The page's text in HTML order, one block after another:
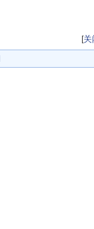
[关